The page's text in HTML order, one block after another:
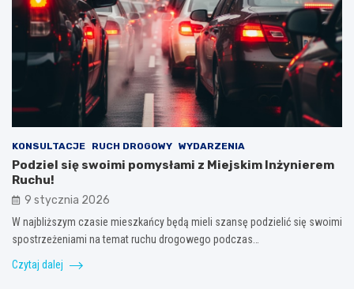
KONSULTACJE RUCH DROGOWY WYDARZENIA
Podziel się swoimi pomysłami z Miejskim Inżynierem
Ruchu!
9 stycznia 2026
W najbliższym czasie mieszkańcy będą mieli szansę podzielić się swoimi
spostrzeżeniami na temat ruchu drogowego podczas…
Czytaj dalej